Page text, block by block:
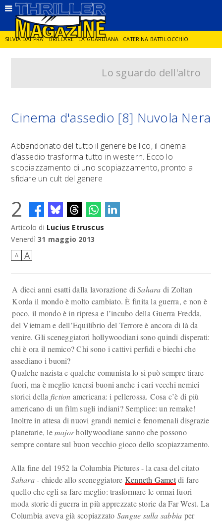
SILVIA DAI PRA' BRILLARE LA GUARDIANA CATERINA BATTILOCCHIO
DELITTO IN CORNICE GIANCARLO DE CATALDO
Lo sguardo dell'altro
Cinema d'assedio [8] Nuvola Nera
Abbandonato del tutto il genere bellico, il cinema
d’assedio trasforma tutto in western. Ecco lo
scopiazzamento di uno scopiazzamento, pronto a
sfidare un cult del genere
2
Articolo di Lucius Etruscus
Venerdì 31 maggio 2013
A A
A dieci anni esatti dalla lavorazione diSahara di Zoltan
Korda il mondo è molto cambiato. È finita la guerra, e non è
poco, il mondo è in ripresa e l’incubo della Guerra Fredda,
del Vietnam e dell’Equilibrio del Terrore è ancora di là da
venire. Gli sceneggiatori hollywoodiani sono quindi disperati:
chi è ora il nemico? Chi sono i cattivi perfidi e biechi che
assediano i buoni?
Qualche nazista e qualche comunista lo si può sempre tirare
fuori, ma è meglio tenersi buoni anche i cari vecchi nemici
storici della fiction americana: i pellerossa. Cosa c’è di più
americano di un film sugli indiani? Semplice: un remake!
Inoltre in attesa di nuovi grandi nemici e fenomenali disgrazie
planetarie, lemajorhollywoodiane sanno che possono
sempre contare sul buon vecchio gioco dello scopiazzamento.
Alla fine del 1952 la Columbia Pictures - la casa del citato
Sahara- chiede allo sceneggiatore Kenneth Gametdi fare
quello che egli sa fare meglio: trasformare le ormai fuori
moda storie di guerra in più apprezzate storie da Far West. La
Columbia aveva già scopiazzato Sangue sulla sabbia per